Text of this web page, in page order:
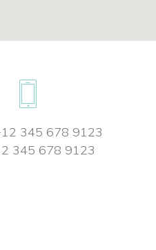
345 678 9123
345 678 9123